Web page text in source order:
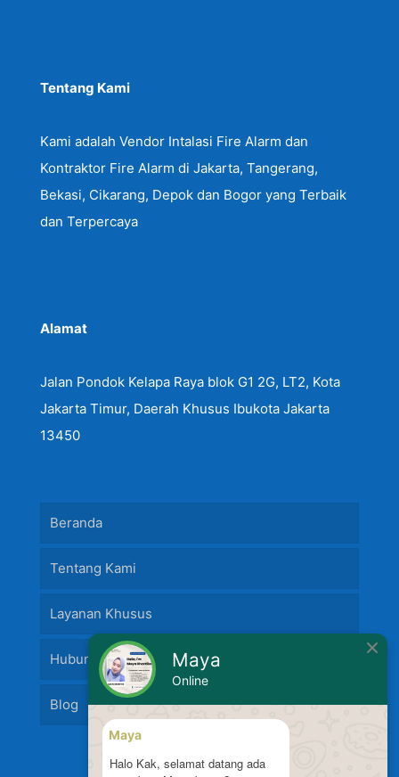
Tentang Kami
Kami adalah Vendor Intalasi Fire Alarm dan
Kontraktor Fire Alarm di Jakarta, Tangerang,
Bekasi, Cikarang, Depok dan Bogor yang Terbaik
dan Terpercaya
Alamat
Jalan Pondok Kelapa Raya blok G1 2G, LT2, Kota
Jakarta Timur, Daerah Khusus Ibukota Jakarta
13450
Beranda
Tentang Kami
Layanan Khusus
Hubungi Kami
Blog
Maya
Online
Maya
Halo Kak, selamat datang ada